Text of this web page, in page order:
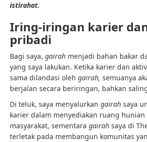
istirahat.
Iring-iringan karier
pribadi
Bagi saya, gairah menjadi bahan bakar
yang saya lakukan. Ketika karier dan
sama dilandasi oleh gairah, semuanya
berjalan secara beriringan, bahkan
Di teluk, saya menyalurkan gairah saya
karier dalam menyediakan ruang
masyarakat, sementara gairah saya di
terletak pada membangun komunitas